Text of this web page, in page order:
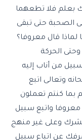
بعلم فلا تطعهما
الصحبة حتى تبقى
قال معروفا؟
الحركة
من أناب إليه
وتعالى اتبع
بما كنتم تعملون
معروفا واتبع سبيل
وعلى غير منهج
عن اتباع سبيل